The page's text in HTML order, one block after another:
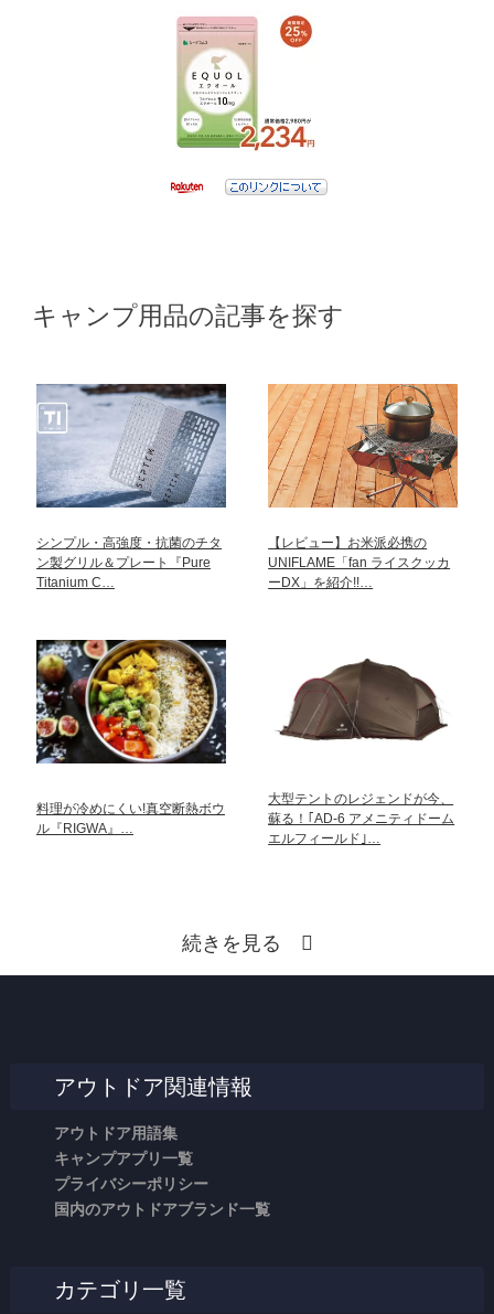
キャンプ用品の記事を探す
シンプル・高強度・抗菌のチタ
ン製グリル＆プレート『Pure
Titanium C…
【レビュー】お米派必携の
UNIFLAME「fan ライスクッカ
ーDX」を紹介!!…
料理が冷めにくい!真空断熱ボウ
ル『RIGWA』…
大型テントのレジェンドが今、
蘇る！｢AD-6 アメニティドーム
エルフィールド｣…
続きを見る
アウトドア関連情報
アウトドア用語集
キャンプアプリ一覧
プライバシーポリシー
国内のアウトドアブランド一覧
カテゴリ一覧